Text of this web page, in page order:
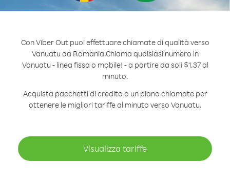
Con Viber Out puoi effettuare chiamate di qualità verso
Vanuatu da Romania.Chiama qualsiasi numero in
Vanuatu - linea fissa o mobile! - a partire da soli $1.37 al
minuto.
Acquista pacchetti di credito o un piano chiamate per
ottenere le migliori tariffe al minuto verso Vanuatu.
Visualizza tariffe